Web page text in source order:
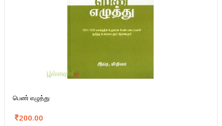
பெண் எழுத்து
200.00